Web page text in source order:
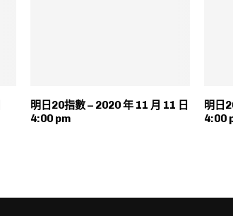
明日20指數 – 2020 年 11 月 11 日
4:00 pm
明日
4:00